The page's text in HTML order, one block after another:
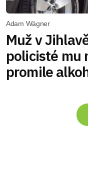
Adam Wágner
Muž v
policisté mu
promile